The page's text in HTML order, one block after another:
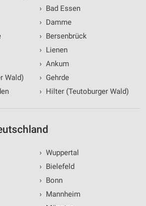
Wald)
› Bad Essen
› Damme
› Bersenbrück
› Lienen
› Ankum
› Gehrde
› Hilter (Teutoburger Wald)
› Wuppertal
› Bielefeld
› Bonn
› Mannheim